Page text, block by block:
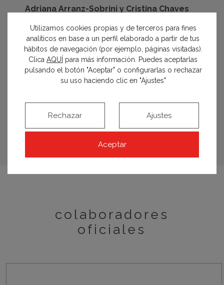
Adriana Arranz-Sobrini y Cristina Chaves
Calle de la Princesa, 61 5 Izquierda - 28008
Madrid
915 461 329
adriana@galansobrini.es
Conoce al profesional
colaboradores
oficiales
Utilizamos cookies propias y de terceros para fines
analíticos en base a un perfil elaborado a partir de tus
hábitos de navegación (por ejemplo, páginas visitadas).
Clica AQUÍ para más información. Puedes aceptarlas
pulsando el botón "Aceptar" o configurarlas o rechazar
su uso haciendo clic en "Ajustes"
Aceptar
Rechazar Ajustes